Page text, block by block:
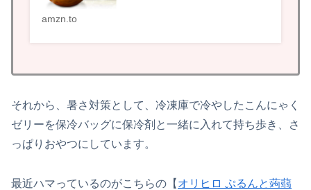
amzn.to
それから、暑さ対策として、冷凍庫で冷やしたこんにゃく
ゼリーを保冷バッグに保冷剤と一緒に入れて持ち歩き、さ
っぱりおやつにしています。
最近ハマっているのがこちらの【 オリヒロ ぷるんと蒟蒻